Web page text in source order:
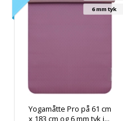
Yogamåtte Pro på 61 cm
x 183 cm og 6 mm tyk i...
6 mm tyk